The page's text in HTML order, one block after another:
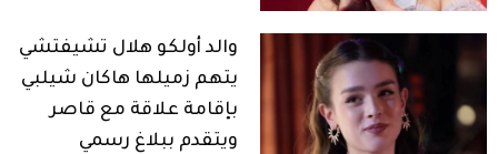
والد أولكو هلال تشيفتشي
يتهم زميلها هاكان شيلبي
بإقامة علاقة مع قاصر
ويتقدم ببلاغ رسمي